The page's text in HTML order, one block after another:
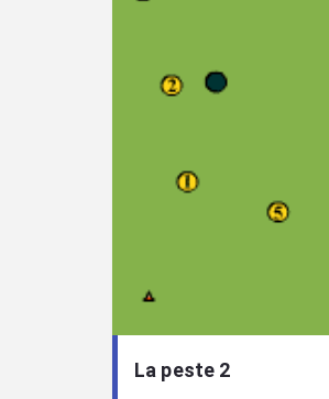
La peste 2